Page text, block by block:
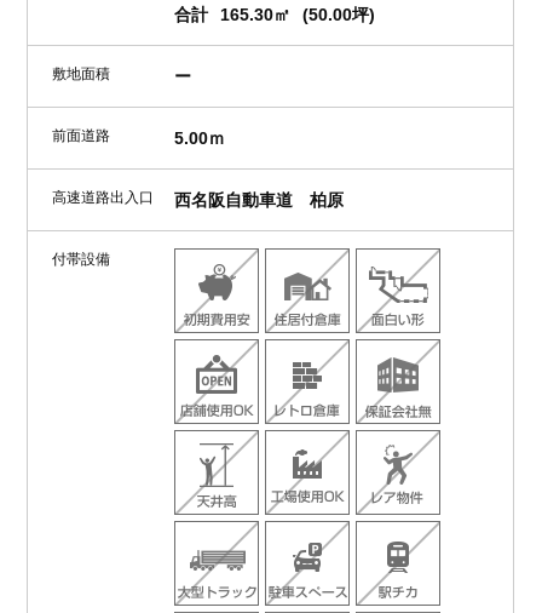
合計
165.30㎡ (50.00坪)
敷地面積 ー
前面道路 5.00ｍ
高速道路出入口 西名阪自動車道 柏原
付帯設備